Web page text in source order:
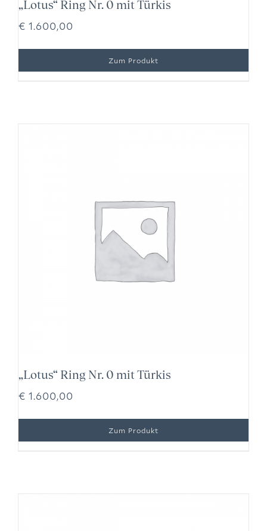
„Lotus“ Ring Nr. 0 mit Türkis
€ 1.600,00
„Lotus“ Ring Nr. 0 mit Türkis
€ 1.600,00